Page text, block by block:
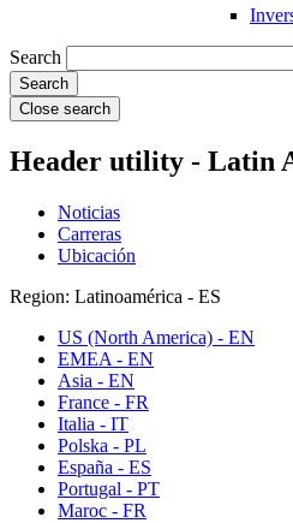
Search
Close search
Header utility - Latin
Noticias
Carreras
Ubicación
Region: Latinoamérica - ES
US (North America) - EN
EMEA - EN
Asia - EN
France - FR
Italia - IT
Polska - PL
España - ES
Portugal - PT
Maroc - FR